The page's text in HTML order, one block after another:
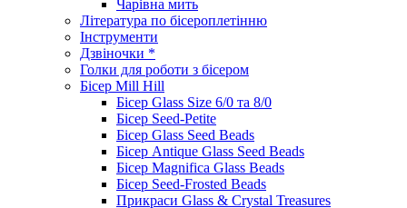
Чарівна мить
Література по бісероплетінню
Інструменти
Дзвіночки *
Голки для роботи з бісером
Бісер Mill Hill
Бісер Glass Size 6/0 та 8/0
Бісер Seed-Petite
Бісер Glass Seed Beads
Бісер Antique Glass Seed Beads
Бісер Magnifica Glass Beads
Бісер Seed-Frosted Beads
Прикраси Glass & Crystal Treasures